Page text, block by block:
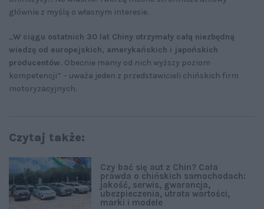
głównie z myślą o własnym interesie.
„W ciągu ostatnich 30 lat Chiny otrzymały całą niezbędną
wiedzę od europejskich, amerykańskich i japońskich
producentów. Obecnie mamy od nich wyższy poziom
kompetencji” – uważa jeden z przedstawicieli chińskich firm
motoryzacyjnych.
Czytaj także:
Czy bać się aut z Chin? Cała
prawda o chińskich samochodach:
jakość, serwis, gwarancja,
ubezpieczenia, utrata wartości,
marki i modele